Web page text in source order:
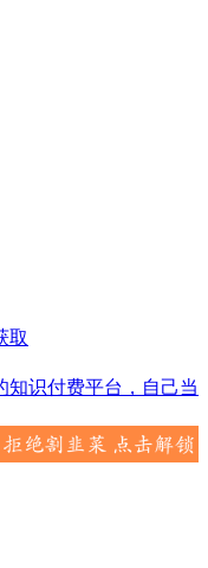
取
知识付费平台，自己当